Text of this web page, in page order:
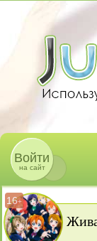
Войти
на сайт
16+